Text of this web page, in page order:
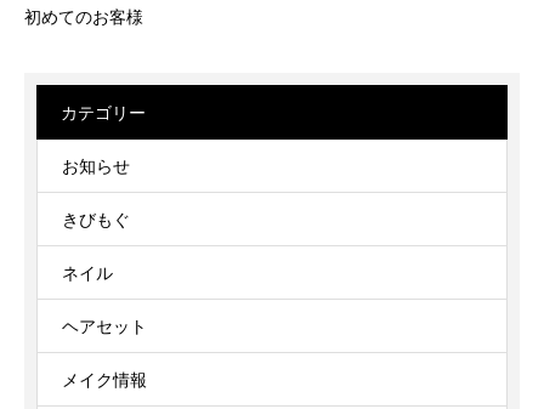
初めてのお客様
カテゴリー
お知らせ
きびもぐ
ネイル
ヘアセット
メイク情報